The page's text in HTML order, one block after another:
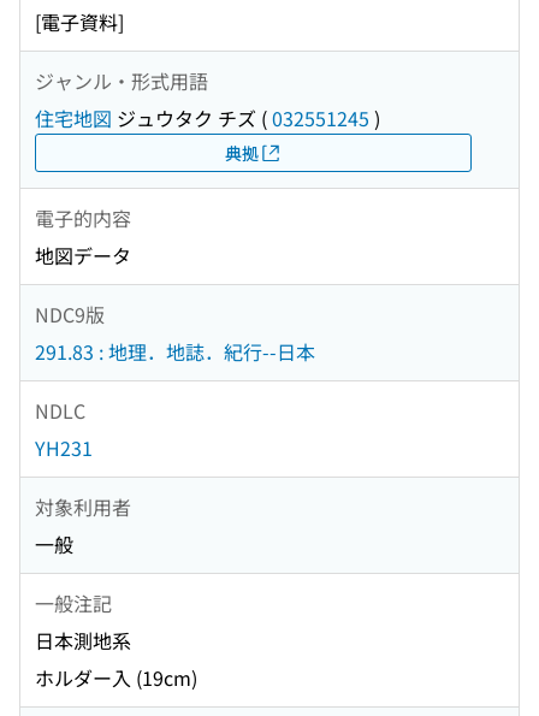
[電子資料]
ジャンル・形式用語
住宅地図 ジュウタク チズ (032551245 )
典拠
電子的内容
地図データ
NDC9版
291.83 : 地理．地誌．紀行--日本
NDLC
YH231
対象利用者
一般
一般注記
日本測地系
ホルダー入 (19cm)